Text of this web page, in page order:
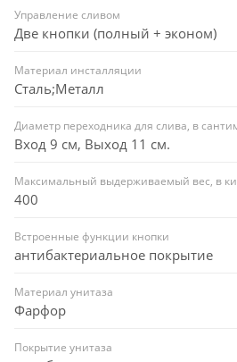
Управление сливом
Две кнопки (полный + эконом)
Материал инсталляции
Сталь;Металл
Диаметр переходника для слива, в
Вход 9 см, Выход 11 см.
Максимальный выдерживаемый вес, в
400
Встроенные функции кнопки
антибактериальное покрытие
Материал унитаза
Фарфор
Покрытие унитаза